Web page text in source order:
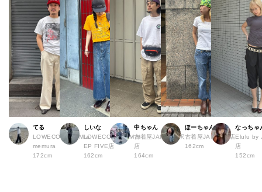
てる
LOWECO by JAM a
memura
172cm
しいな
LOWECO by JAM H
EP FIVE店
162cm
中ちゃん
古着屋JAM 下北沢
店
164cm
ほーちゃん
古着屋JAM 広島店
162cm
なっちゃ
Elulu by
店
152cm